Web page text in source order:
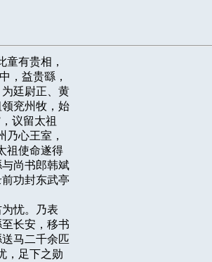
童有贵相，
，益贵繇，
廷尉正、黄
兖州牧，始
议留太祖
心王室，
祖使命遂得
尚书郎韩斌
功封东武亭
忧。乃表
长安，移书
马二千余匹
，足下之勋